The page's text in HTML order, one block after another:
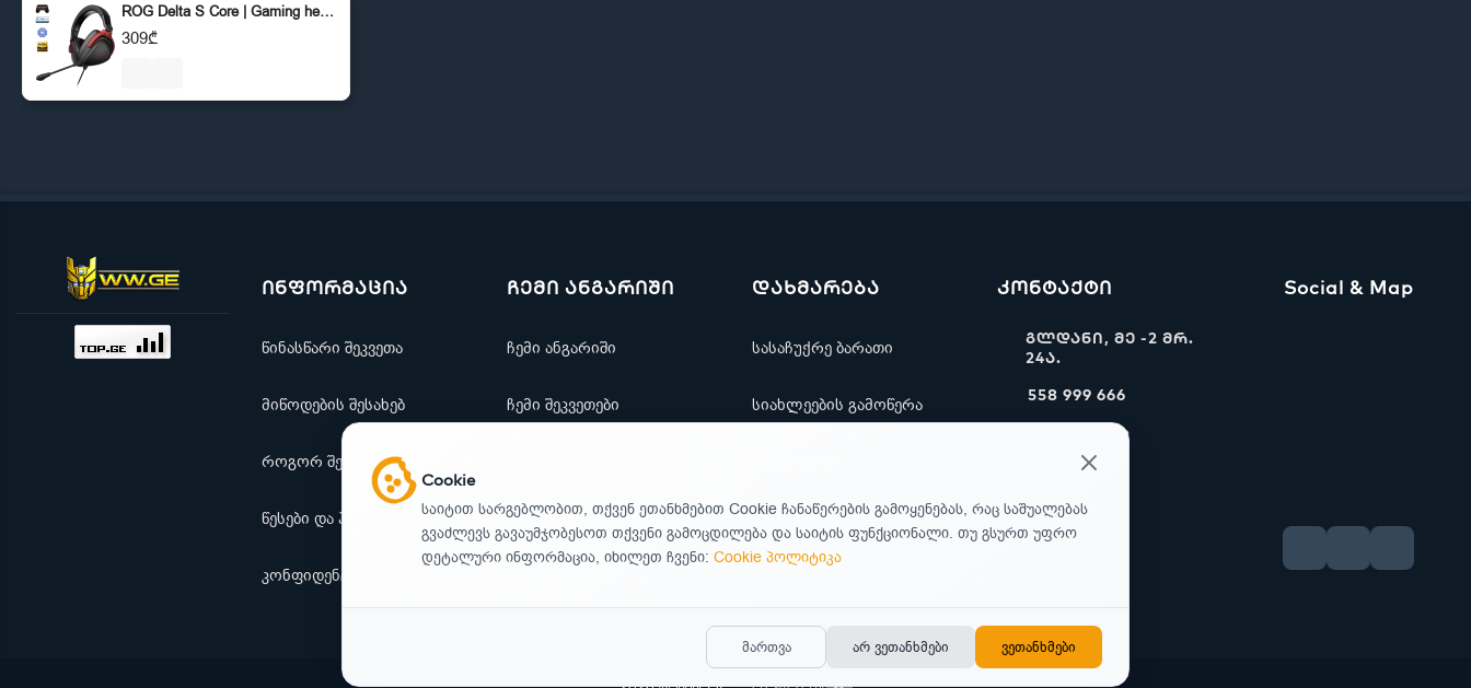
ROG Delta S Core | Gaming headsets
309₾
ინფორმაცია
წინასწარი შეკვეთა
მიწოდების შესახებ
როგორ შევიძინო
წესები და პირობები
კონფიდენციალურობა
ჩემი ანგარიში
ჩემი ანგარიში
ჩემი შეკვეთები
ფასდაკლებები
დახმარება
სასაჩუქრე ბარათი
სიახლეების გამოწერა
კონტაქტი
კონტაქტი
გლდანი, მე -2 მრ.
24ა.
558 999 666
info@ww.ge
Social & Map
Cookie
საიტით სარგებლობით, თქვენ ეთანხმებით Cookie ჩანაწერების გამოყენებას, რაც საშუალებას
გვაძლევს გავაუმჯობესოთ თქვენი გამოცდილება და საიტის ფუნქციონალი. თუ გსურთ უფრო
დეტალური ინფორმაცია, იხილეთ ჩვენი: Cookie პოლიტიკა
მართვა არ ვეთანხმები ვეთანხმები